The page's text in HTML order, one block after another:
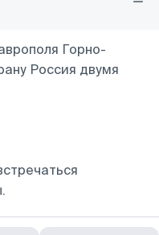
Горно-
Россия двумя